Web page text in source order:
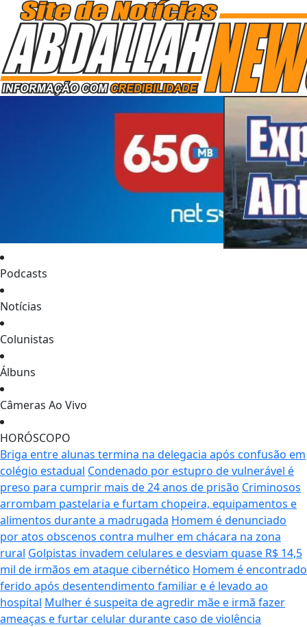
Podcasts
Notícias
Colunistas
Álbuns
Câmeras Ao Vivo
HORÓSCOPO
Briga entre alunas termina na delegacia após confusão em
colégio estadual Condenado por estupro de vulnerável é
preso para cumprir mais de 24 anos de prisão Criminosos
arrombam pastelaria e furtam chopeira, equipamentos e
alimentos durante a madrugada Homem é denunciado
por atos obscenos contra mulher em chácara na zona
rural Golpistas invadem celulares e desviam quase R$ 14,5
mil de irmãos em ataque cibernético Homem é encontrado
ferido após desentendimento familiar e é levado ao
hospital Mulher é suspeita de agredir mãe e irmã fazer
ameaças e furtar celular durante caso de violência